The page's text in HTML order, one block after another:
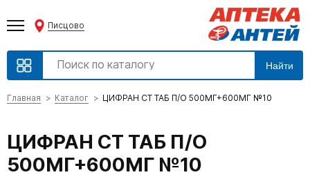
Писцово
Найти
Главная Каталог ЦИФРАН СТ ТАБ П/О 500МГ+600МГ №10
ЦИФРАН СТ ТАБ П/О
500МГ+600МГ №10